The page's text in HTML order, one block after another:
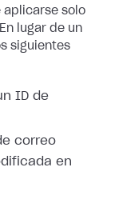
aplicarse solo
lugar de un
siguientes
ID de
correo
en